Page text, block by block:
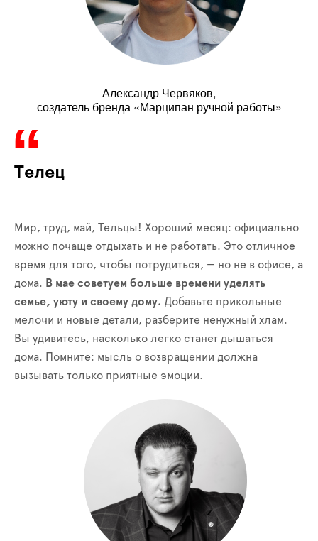
Александр Червяков,
создатель бренда «Марципан ручной работы»
Телец
Мир, труд, май, Тельцы! Хороший месяц: официально
можно почаще отдыхать и не работать. Это отличное
время для того, чтобы потрудиться, — но не в офисе, а
дома. В мае советуем больше времени уделять
семье, уюту и своему дому. Добавьте прикольные
мелочи и новые детали, разберите ненужный хлам.
Вы удивитесь, насколько легко станет дышаться
дома. Помните: мысль о возвращении должна
вызывать только приятные эмоции.